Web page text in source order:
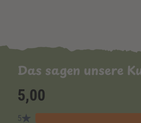
Das sagen unsere